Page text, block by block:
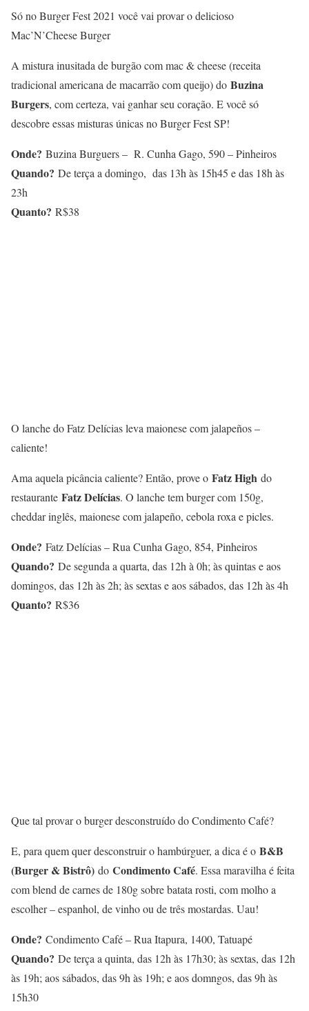
Só no Burger Fest 2021 você vai provar o delicioso
Mac’N’Cheese Burger
A mistura inusitada de burgão com mac & cheese (receita
tradicional americana de macarrão com queijo) do Buzina
Burgers, com certeza, vai ganhar seu coração. E você só
descobre essas misturas únicas no Burger Fest SP!
Onde? Buzina Burguers – R. Cunha Gago, 590 – Pinheiros
Quando? De terça a domingo, das 13h às 15h45 e das 18h às
23h
Quanto? R$38
O lanche do Fatz Delícias leva maionese com jalapeños –
caliente!
Ama aquela picância caliente? Então, prove o Fatz High do
restaurante Fatz Delícias. O lanche tem burger com 150g,
cheddar inglês, maionese com jalapeño, cebola roxa e picles.
Onde? Fatz Delícias – Rua Cunha Gago, 854, Pinheiros
Quando? De segunda a quarta, das 12h à 0h; às quintas e aos
domingos, das 12h às 2h; às sextas e aos sábados, das 12h às 4h
Quanto? R$36
Que tal provar o burger desconstruído do Condimento Café?
E, para quem quer desconstruir o hambúrguer, a dica é o B&B
(Burger & Bistrô) do Condimento Café. Essa maravilha é feita
com blend de carnes de 180g sobre batata rosti, com molho a
escolher – espanhol, de vinho ou de três mostardas. Uau!
Onde? Condimento Café – Rua Itapura, 1400, Tatuapé
Quando? De terça a quinta, das 12h às 17h30; às sextas, das 12h
às 19h; aos sábados, das 9h às 19h; e aos domngos, das 9h às
15h30